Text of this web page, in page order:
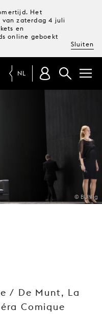
Het
zaterdag 4 juli
en
online geboekt
Sluiten
UW
NL
© BUhlig
/ De Munt, La
Comique